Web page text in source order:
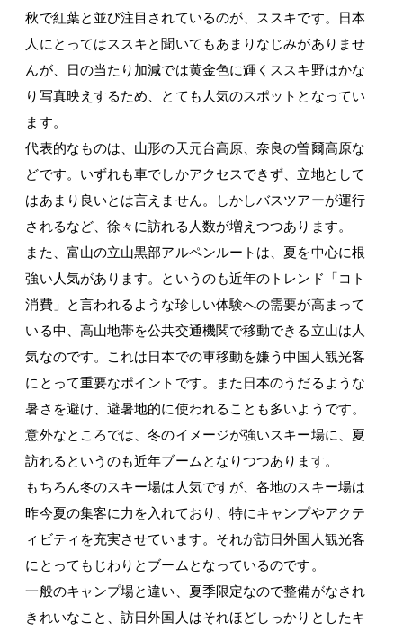
秋で紅葉と並び注目されているのが、ススキです。日本
人にとってはススキと聞いてもあまりなじみがありませ
んが、日の当たり加減では黄金色に輝くススキ野はかな
り写真映えするため、とても人気のスポットとなってい
ます。
代表的なものは、山形の天元台高原、奈良の曽爾高原な
どです。いずれも車でしかアクセスできず、立地として
はあまり良いとは言えません。しかしバスツアーが運行
されるなど、徐々に訪れる人数が増えつつあります。
また、富山の立山黒部アルペンルートは、夏を中心に根
強い人気があります。というのも近年のトレンド「コト
消費」と言われるような珍しい体験への需要が高まって
いる中、高山地帯を公共交通機関で移動できる立山は人
気なのです。これは日本での車移動を嫌う中国人観光客
にとって重要なポイントです。また日本のうだるような
暑さを避け、避暑地的に使われることも多いようです。
意外なところでは、冬のイメージが強いスキー場に、夏
訪れるというのも近年ブームとなりつつあります。
もちろん冬のスキー場は人気ですが、各地のスキー場は
昨今夏の集客に力を入れており、特にキャンプやアクテ
ィビティを充実させています。それが訪日外国人観光客
にとってもじわりとブームとなっているのです。
一般のキャンプ場と違い、夏季限定なので整備がなされ
きれいなこと、訪日外国人はそれほどしっかりとしたキ